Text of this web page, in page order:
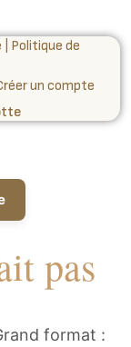
Politique de
un compte
pas
format :